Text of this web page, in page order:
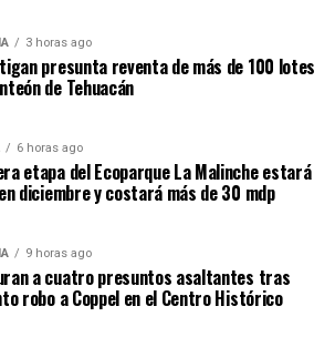
3 horas ago
presunta reventa de más de 100 lotes
de Tehuacán
6 horas ago
etapa del Ecoparque La Malinche estará
diciembre y costará más de 30 mdp
9 horas ago
a cuatro presuntos asaltantes tras
robo a Coppel en el Centro Histórico